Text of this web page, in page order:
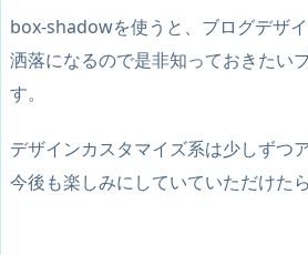
box-shadowを使うと、ブログデザ
洒落になるので是非知っておきたい
す。
デザインカスタマイズ系は少しずつ
今後も楽しみにしていていただけた